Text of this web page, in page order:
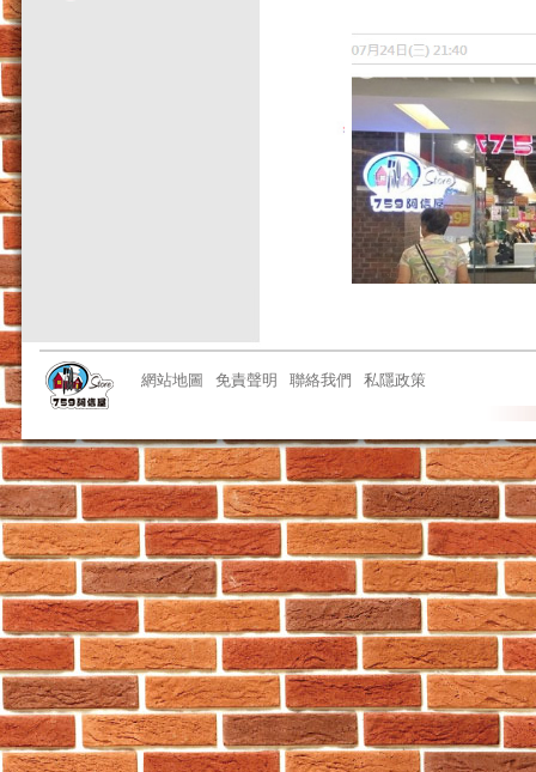
網站地圖 免責聲明 聯絡我們 私隱政策